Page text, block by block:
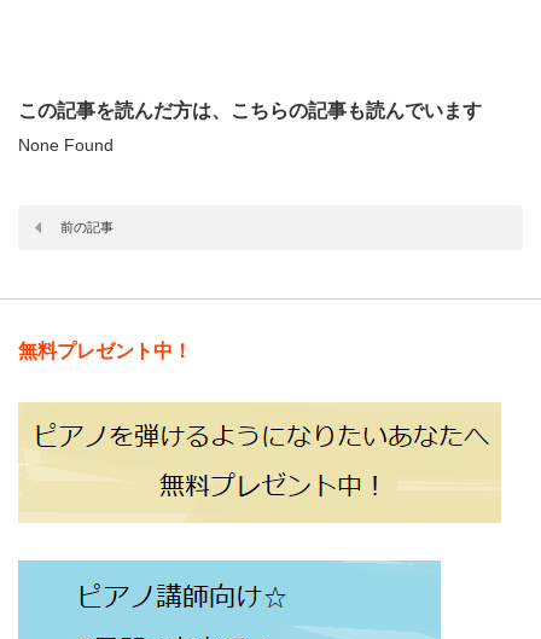
この記事を読んだ方は、こちらの記事も読んでいます
None Found
前の記事
無料プレゼント中！